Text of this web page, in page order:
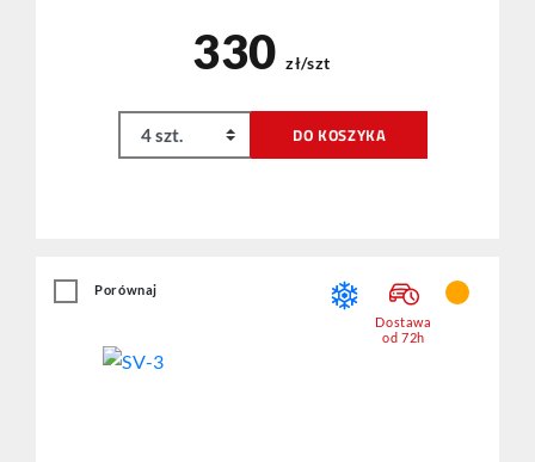
330 zł/szt
DO KOSZYKA
Porównaj
Dostawa
od 72h